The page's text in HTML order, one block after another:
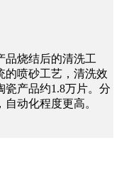
品烧结后的清洗工
的喷砂工艺，清洗效
产品约1.8万片。分
动化程度更高。